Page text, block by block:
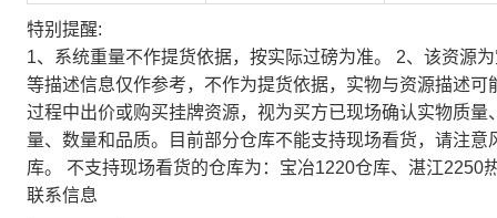
特别提醒:
1、系统重量不作提货依据，按实际过磅为准。 2、该资源
等描述信息仅作参考，不作为提货依据，实物与资源描述
过程中出价或购买挂牌资源，视为买方已现场确认实物质
量、数量和品质。目前部分仓库不能支持现场看货，请注
库。 不支持现场看货的仓库为：宝冶1220仓库、湛江2250
联系信息